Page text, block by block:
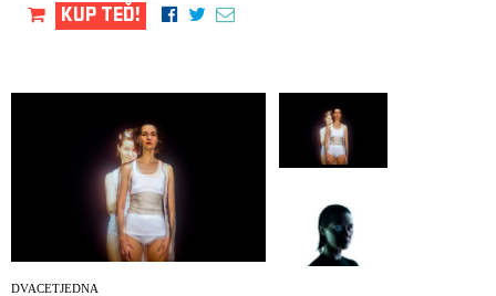
KUP TEĎ!
DVACETJEDNA